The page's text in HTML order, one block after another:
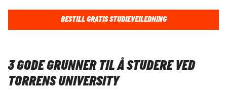
BESTILL GRATIS STUDIEVEILEDNING
3 GODE GRUNNER TIL Å STUDERE VED
TORRENS UNIVERSITY